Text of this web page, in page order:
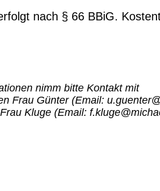
nach § 66 BBiG.
nimm bitte Kontakt mit
Frau Günter (Email:
Kluge (Email: